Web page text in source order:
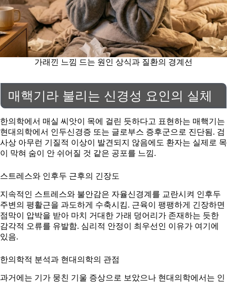
가래낀 느낌 드는 원인 상식과 질환의 경계선
매핵기라 불리는 신경성 요인의 실체
한의학에서 매실 씨앗이 목에 걸린 듯하다고 표현하는 매핵기는
현대의학에서 인두신경증 또는 글로부스 증후군으로 진단됨. 검
사상 아무런 기질적 이상이 발견되지 않음에도 환자는 실제로 목
이 막혀 숨이 안 쉬어질 것 같은 공포를 느낌.
스트레스와 인후두 근후의 긴장도
지속적인 스트레스와 불안감은 자율신경계를 교란시켜 인후두
주변의 평활근을 과도하게 수축시킴. 근육이 팽팽하게 긴장하면
점막이 압박을 받아 마치 거대한 가래 덩어리가 존재하는 듯한
감각적 오류를 유발함. 심리적 안정이 최우선인 이유가 여기에
있음.
한의학적 분석과 현대의학의 관점
과거에는 기가 뭉친 기울 증상으로 보았으나 현대의학에서는 인